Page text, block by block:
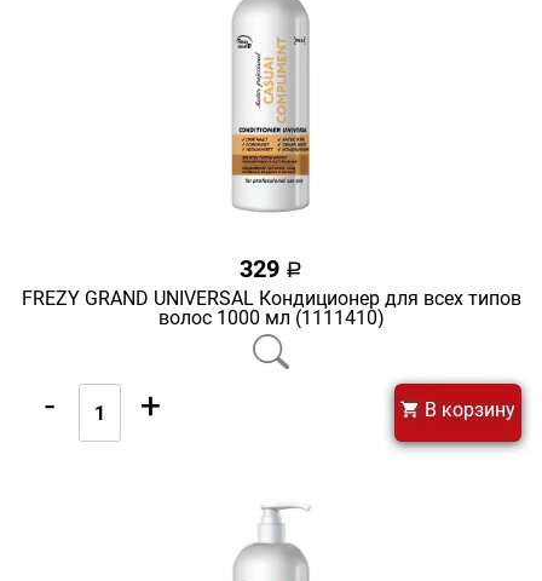
329 a
FREZY GRAND UNIVERSAL Кондиционер для всех типов
волос 1000 мл (1111410)
- + В корзину